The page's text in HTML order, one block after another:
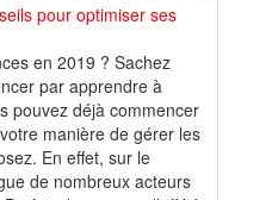
pour optimiser ses
en 2019 ? Sachez
par apprendre à
pouvez déjà commencer
manière de gérer les
En effet, sur le
de nombreux acteurs